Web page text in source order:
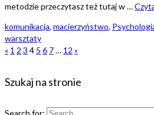
metodzie przeczytasz też tutaj w …
komunikacja, macierzyństwo,
warsztaty
« 1 2 3 4 5 6 7… 12 »
Szukaj na stronie
Search for: